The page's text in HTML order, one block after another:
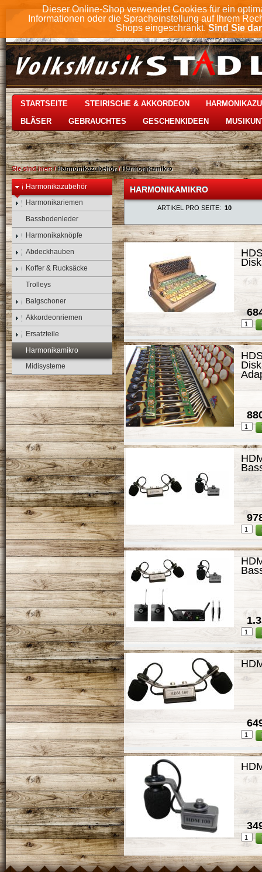
Dieser Online-Shop verwendet Cookies für ein
Informationen oder die Spracheinstellung auf Ihrem
Shops eingeschränkt. Sind Sie
STARTSEITE STEIRISCHE & AKKORDEON
BLÄSER GEBRAUCHTES GESCHENKIDEEN
Sie sind hier:/Harmonikazubehör/Harmonikamikro
Harmonikazubehör
Harmonikariemen
Bassbodenleder
Harmonikaknöpfe
Abdeckhauben
Koffer & Rucksäcke
Trolleys
Balgschoner
Akkordeonriemen
Ersatzteile
Harmonikamikro
Midisysteme
HARMONIKAMIKRO
ARTIKEL PRO SEITE: 10